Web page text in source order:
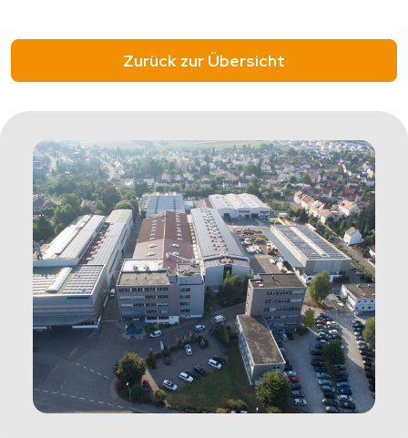
Zurück zur Übersicht